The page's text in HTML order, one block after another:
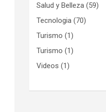
Salud y Belleza (59)
Tecnologia (70)
Turismo (1)
Turismo (1)
Videos (1)